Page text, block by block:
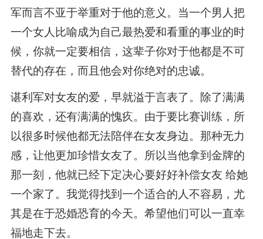
军而言不亚于举重对于他的意义。当一个男人把
一个女人比喻成为自己最热爱和看重的事业的时
候，你就一定要相信，这辈子你对于他都是不可
替代的存在，而且他会对你绝对的忠诚。
谌利军对女友的爱，早就溢于言表了。除了满满
的喜欢，还有满满的愧疚。由于要比赛训练，所
以很多时候他都无法陪伴在女友身边。那种无力
感，让他更加珍惜女友了。所以当他拿到金牌的
那一刻，他就已经下定决心要好好补偿女友 给她
一个家了。我觉得找到一个适合的人不容易，尤
其是在于恐婚恐育的今天。希望他们可以一直幸
福地走下去。